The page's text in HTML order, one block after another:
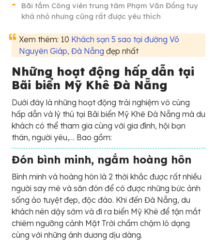
Bãi tắm Công viên trung tâm Phạm Văn Đồng tuy
khá nhỏ nhưng cũng rất được yêu thích
Xem thêm: 10 Khách sạn 5 sao tại đường Võ
Nguyên Giáp, Đà Nẵng đẹp nhất
Những hoạt động hấp dẫn tại
Bãi biển Mỹ Khê Đà Nẵng
Dưới đây là những hoạt động trải nghiệm vô cùng
hấp dẫn và lý thú tại Bãi biển Mỹ Khê Đà Nẵng mà du
khách có thể tham gia cùng với gia đình, hội bạn
thân, người yêu,… Bao gồm:
Đón bình minh, ngắm hoàng hôn
Bình minh và hoàng hôn là 2 thời khắc được rất nhiều
người say mê và săn đón để có được những bức ảnh
sống ảo tuyệt đẹp, độc đáo. Khi đến Đà Nẵng, du
khách nên dậy sớm và đi ra biển Mỹ Khê để tận mắt
chiêm ngưỡng cảnh Mặt Trời chầm chậm ló dạng
cùng với những ánh dương dịu dàng.